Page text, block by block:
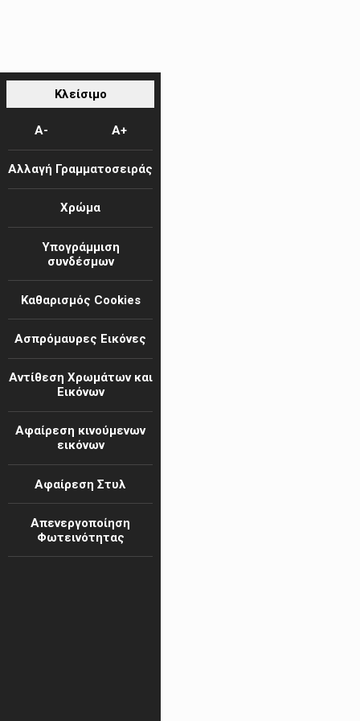
Κλείσιμο
A- A+
Αλλαγή Γραμματοσειράς
Χρώμα
Υπογράμμιση
συνδέσμων
Καθαρισμός Cookies
Ασπρόμαυρες Εικόνες
Αντίθεση Χρωμάτων και
Εικόνων
Αφαίρεση κινούμενων
εικόνων
Αφαίρεση Στυλ
Απενεργοποίηση
Φωτεινότητας